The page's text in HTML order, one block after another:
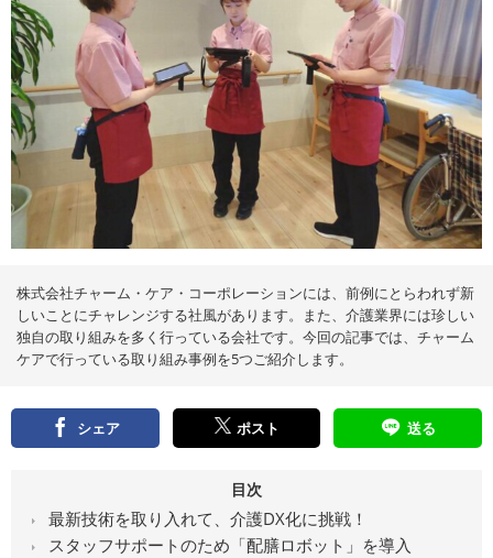
｜
介
護
で
働
く
リ
ア
ル
を
伝
え
報
メ
デ
株式会社チャーム・ケア・コーポレーションには、前例にとらわれず新
しいことにチャレンジする社風があります。また、介護業界には珍しい
独自の取り組みを多く行っている会社です。今回の記事では、チャーム
ケアで行っている取り組み事例を5つご紹介します。
シェア ポスト 送る
目次
最新技術を取り入れて、介護DX化に挑戦！
スタッフサポートのため「配膳ロボット」を導入